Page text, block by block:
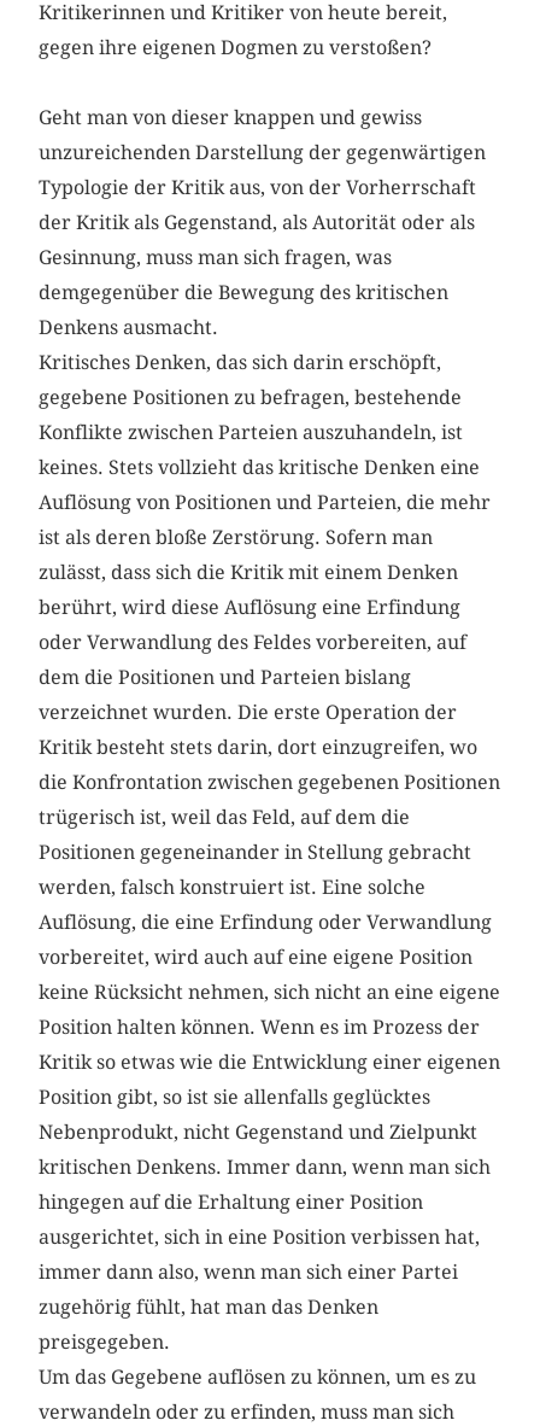
Kritikerinnen und Kritiker von heute bereit,
gegen ihre eigenen Dogmen zu verstoßen?
Geht man von dieser knappen und gewiss
unzureichenden Darstellung der gegenwärtigen
Typologie der Kritik aus, von der Vorherrschaft
der Kritik als Gegenstand, als Autorität oder als
Gesinnung, muss man sich fragen, was
demgegenüber die Bewegung des kritischen
Denkens ausmacht.
Kritisches Denken, das sich darin erschöpft,
gegebene Positionen zu befragen, bestehende
Konflikte zwischen Parteien auszuhandeln, ist
keines. Stets vollzieht das kritische Denken eine
Auflösung von Positionen und Parteien, die mehr
ist als deren bloße Zerstörung. Sofern man
zulässt, dass sich die Kritik mit einem Denken
berührt, wird diese Auflösung eine Erfindung
oder Verwandlung des Feldes vorbereiten, auf
dem die Positionen und Parteien bislang
verzeichnet wurden. Die erste Operation der
Kritik besteht stets darin, dort einzugreifen, wo
die Konfrontation zwischen gegebenen Positionen
trügerisch ist, weil das Feld, auf dem die
Positionen gegeneinander in Stellung gebracht
werden, falsch konstruiert ist. Eine solche
Auflösung, die eine Erfindung oder Verwandlung
vorbereitet, wird auch auf eine eigene Position
keine Rücksicht nehmen, sich nicht an eine eigene
Position halten können. Wenn es im Prozess der
Kritik so etwas wie die Entwicklung einer eigenen
Position gibt, so ist sie allenfalls geglücktes
Nebenprodukt, nicht Gegenstand und Zielpunkt
kritischen Denkens. Immer dann, wenn man sich
hingegen auf die Erhaltung einer Position
ausgerichtet, sich in eine Position verbissen hat,
immer dann also, wenn man sich einer Partei
zugehörig fühlt, hat man das Denken
preisgegeben.
Um das Gegebene auflösen zu können, um es zu
verwandeln oder zu erfinden, muss man sich